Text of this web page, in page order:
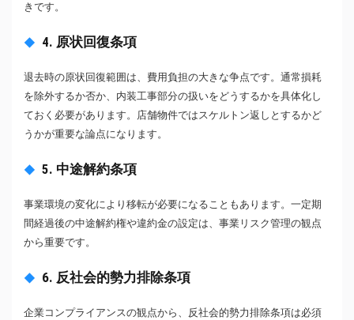
きです。
4. 原状回復条項
退去時の原状回復範囲は、費用負担の大きな争点です。通常損耗
を除外するか否か、内装工事部分の扱いをどうするかを具体化し
ておく必要があります。店舗物件ではスケルトン返しとするかど
うかが重要な論点になります。
5. 中途解約条項
事業環境の変化により移転が必要になることもあります。一定期
間経過後の中途解約権や違約金の設定は、事業リスク管理の観点
から重要です。
6. 反社会的勢力排除条項
企業コンプライアンスの観点から、反社会的勢力排除条項は必須